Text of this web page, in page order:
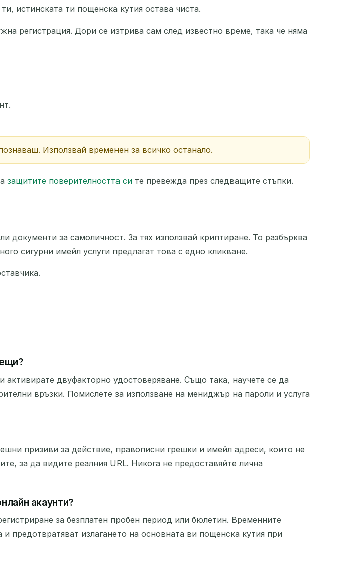
истинската ти пощенска кутия остава чиста.
регистрация. Дори се изтрива сам след известно време, така че няма
Използвай временен за всичко останало.
защитите поверителността си те превежда през следващите стъпки.
за самоличност. За тях използвай криптиране. То разбърква
сигурни имейл услуги предлагат това с едно кликване.
активирате двуфакторно удостоверяване. Също така, научете се да
връзки. Помислете за използване на мениджър на пароли и услуга
призиви за действие, правописни грешки и имейл адреси, които не
за да видите реалния URL. Никога не предоставяйте лична
акаунти?
за безплатен пробен период или бюлетин. Временните
предотвратяват излагането на основната ви пощенска кутия при